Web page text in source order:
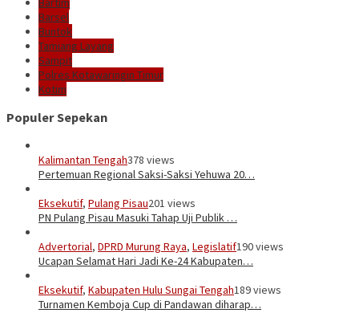
Barsel
Buntok
Tamiang Layang
Sampit
Polres Kotawaringin Timur
Kotim
Populer Sepekan
Kalimantan Tengah378 views
Pertemuan Regional Saksi-Saksi Yehuwa 20…
Eksekutif, Pulang Pisau201 views
PN Pulang Pisau Masuki Tahap Uji Publik …
Advertorial, DPRD Murung Raya, Legislatif190 views
Ucapan Selamat Hari Jadi Ke-24 Kabupaten…
Eksekutif, Kabupaten Hulu Sungai Tengah189 views
Turnamen Kemboja Cup di Pandawan diharap…